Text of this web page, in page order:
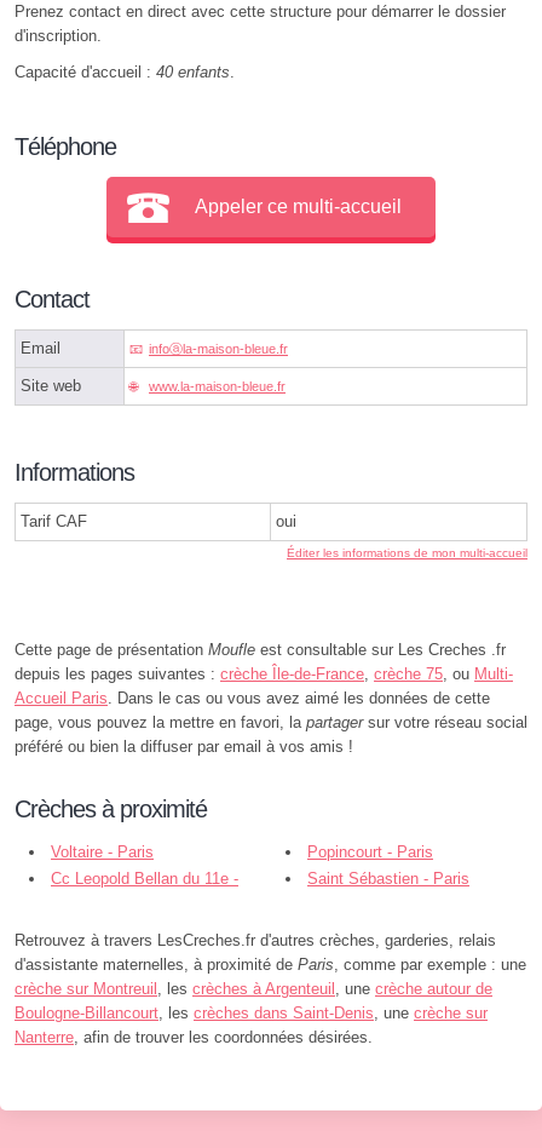
Prenez contact en direct avec cette structure pour démarrer le dossier
d'inscription.
Capacité d'accueil : 40 enfants
Téléphone
Appeler ce multi-accueil
Contact
Email infoⓐla-maison-bleue.fr
Site web www.la-maison-bleue.fr
Informations
Tarif CAF oui
Éditer les informations de mon multi-accueil
Cette page de présentation Moufle est consultable sur Les Creches .fr
depuis les pages suivantes : crèche Île-de-France crèche 75 , ou Multi-
Accueil Paris . Dans le cas ou vous avez aimé les données de cette
page, vous pouvez la mettre en favori, la partagersur votre réseau social
préféré ou bien la diffuser par email à vos amis !
Crèches à proximité
Voltaire - Paris
Popincourt - Paris
Cc Leopold Bellan du 11e -
Saint Sébastien - Paris
Retrouvez à travers LesCreches.fr d'autres crèches, garderies, relais
d'assistante maternelles, à proximité de Paris , comme par exemple : une
crèche sur Montreuil
, les crèches à Argenteuil , une crèche autour de
Boulogne-Billancourt , les crèches dans Saint-Denis , une crèche sur
Nanterre , afin de trouver les coordonnées désirées.